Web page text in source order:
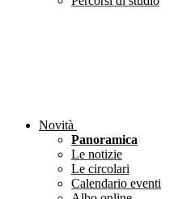
Novità
Panoramica
Le notizie
Le circolari
Calendario eventi